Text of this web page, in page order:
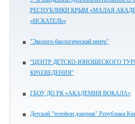
РЕСПУБЛИКИ КРЫМ «МАЛАЯ
«ИСКАТЕЛЬ»
"Эколого-биологический центр"
“ЦЕНТР ДЕТСКО-ЮНОШЕСКОГО
КРАЕВЕДЕНИЯ”
ГБОУ ДО РК «АКАДЕМИЯ ВОКАЛА»
Детский "телефон доверия" Републики